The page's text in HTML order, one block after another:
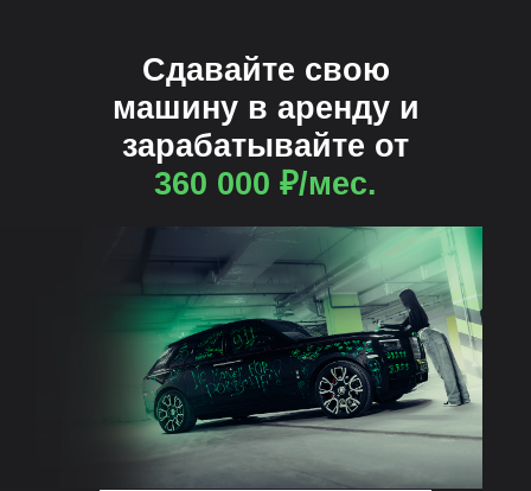
Сдавайте свою
машину в аренду и
зарабатывайте от
360 000 ₽/мес.